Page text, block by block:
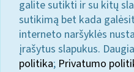
galite sutikti ir su kitų
sutikimą bet kada
interneto naršyklės
įrašytus slapukus.
politika; Privatumo